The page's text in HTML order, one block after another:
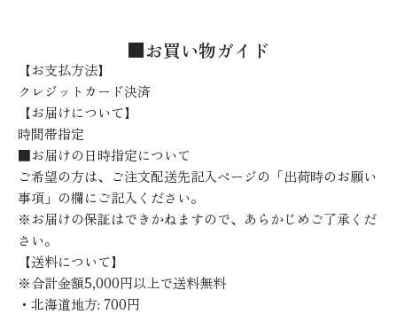
■お買い物ガイド
【お支払方法】
クレジットカード決済
【お届けについて】
時間帯指定
■お届けの日時指定について
ご希望の方は、ご注文配送先記入ページの「出荷時のお願い
事項」の欄にご記入ください。
※お届けの保証はできかねますので、あらかじめご了承くだ
さい。
【送料について】
※合計金額5,000円以上で送料無料
・北海道地方: 700円